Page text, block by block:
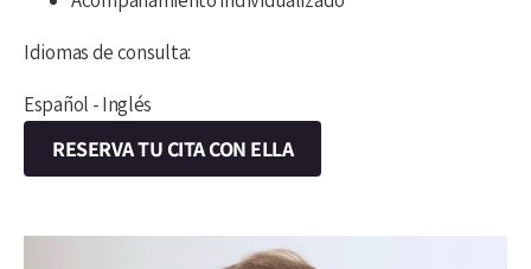
Idiomas de consulta:
Español - Inglés
RESERVA TU CITA CON ELLA